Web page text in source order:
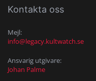
Kontakta oss
Mejl:
info@legacy.kultwatch.se
Ansvarig utgivare:
Johan Palme